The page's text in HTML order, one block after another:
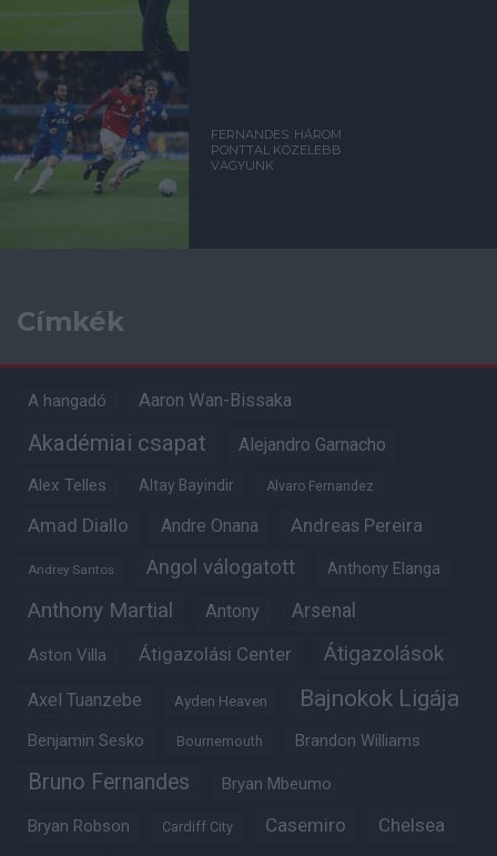
FERNANDES: HÁROM
PONTTAL KÖZELEBB
VAGYUNK
Címkék
A hangadó Aaron Wan-Bissaka
Akadémiai csapat Alejandro Garnacho
Alex Telles Altay Bayindir Alvaro Fernandez
Amad Diallo Andre Onana Andreas Pereira
Andrey Santos Angol válogatott Anthony Elanga
Anthony Martial Antony Arsenal
Aston Villa Átigazolási Center Átigazolások
Axel Tuanzebe Ayden Heaven Bajnokok Ligája
Benjamin Sesko Bournemouth Brandon Williams
Bruno Fernandes Bryan Mbeumo
Bryan Robson Cardiff City Casemiro
Chelsea